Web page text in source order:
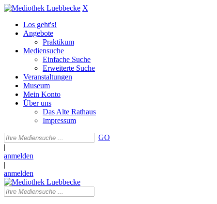
X
Los geht's!
Angebote
Praktikum
Mediensuche
Einfache Suche
Erweiterte Suche
Veranstaltungen
Museum
Mein Konto
Über uns
Das Alte Rathaus
Impressum
GO
|
anmelden
|
anmelden